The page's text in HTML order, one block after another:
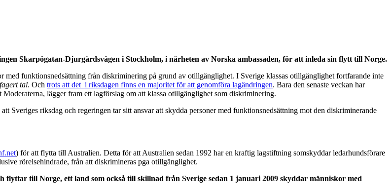
Skarpögatan-Djurgårdsvägen i Stockholm, i närheten av Norska ambassaden, för att inleda sin flytt till Norge.
funktionsnedsättning från diskriminering på grund av otillgänglighet. I Sverige klassas otillgänglighet fortfarande inte
tal. Och trots att det i riksdagen finns en majoritet för att genomföra lagändringen. Bara den senaste veckan har
lägger fram ett lagförslag om att klassa otillgänglighet som diskriminering.
Sveriges riksdag och regeringen tar sitt ansvar att skydda personer med funktionsnedsättning mot den diskriminerande
) för att flytta till Australien. Detta för att Australien sedan 1992 har en kraftig lagstiftning somskyddar ledarhundsförare
rörelsehindrade, från att diskrimineras pga otillgänglighet.
till Norge, ett land som också till skillnad från Sverige sedan 1 januari 2009 skyddar människor med